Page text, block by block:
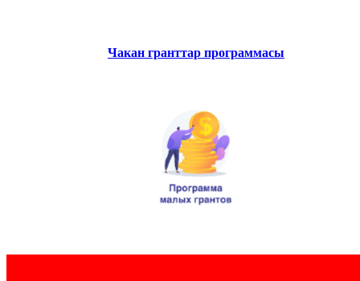
Чакан гранттар программасы